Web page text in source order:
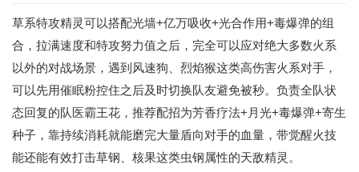
草系特攻精灵可以搭配光墙+亿万吸收+光合作用+毒爆弹的组
合，拉满速度和特攻努力值之后，完全可以应对绝大多数火系
以外的对战场景，遇到风速狗、烈焰猴这类高伤害火系对手，
可以先用催眠粉控住之后及时切换队友避免被秒。负责全队状
态回复的队医霸王花，推荐配招为芳香疗法+月光+毒爆弹+寄生
种子，靠持续消耗就能磨完大量盾向对手的血量，带觉醒火技
能还能有效打击草钢、核果这类虫钢属性的天敌精灵。